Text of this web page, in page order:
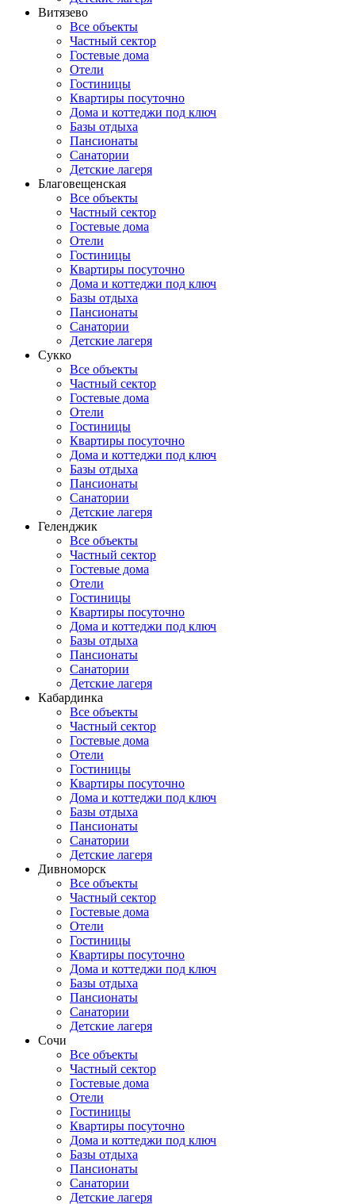
Витязево
Все объекты
Частный сектор
Гостевые дома
Отели
Гостиницы
Квартиры посуточно
Дома и коттеджи под ключ
Базы отдыха
Пансионаты
Санатории
Детские лагеря
Благовещенская
Все объекты
Частный сектор
Гостевые дома
Отели
Гостиницы
Квартиры посуточно
Дома и коттеджи под ключ
Базы отдыха
Пансионаты
Санатории
Детские лагеря
Сукко
Все объекты
Частный сектор
Гостевые дома
Отели
Гостиницы
Квартиры посуточно
Дома и коттеджи под ключ
Базы отдыха
Пансионаты
Санатории
Детские лагеря
Геленджик
Все объекты
Частный сектор
Гостевые дома
Отели
Гостиницы
Квартиры посуточно
Дома и коттеджи под ключ
Базы отдыха
Пансионаты
Санатории
Детские лагеря
Кабардинка
Все объекты
Частный сектор
Гостевые дома
Отели
Гостиницы
Квартиры посуточно
Дома и коттеджи под ключ
Базы отдыха
Пансионаты
Санатории
Детские лагеря
Дивноморск
Все объекты
Частный сектор
Гостевые дома
Отели
Гостиницы
Квартиры посуточно
Дома и коттеджи под ключ
Базы отдыха
Пансионаты
Санатории
Детские лагеря
Сочи
Все объекты
Частный сектор
Гостевые дома
Отели
Гостиницы
Квартиры посуточно
Дома и коттеджи под ключ
Базы отдыха
Пансионаты
Санатории
Детские лагеря